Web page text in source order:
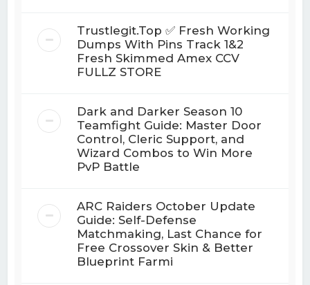
Trustlegit.Top ✅ Fresh Working
Dumps With Pins Track 1&2
Fresh Skimmed Amex CCV
FULLZ STORE
Dark and Darker Season 10
Teamfight Guide: Master Door
Control, Cleric Support, and
Wizard Combos to Win More
PvP Battle
ARC Raiders October Update
Guide: Self-Defense
Matchmaking, Last Chance for
Free Crossover Skin & Better
Blueprint Farmi